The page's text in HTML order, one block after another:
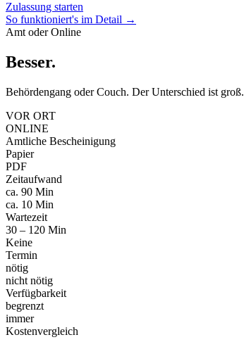
Zulassung starten
So funktioniert's im Detail →
Amt oder Online
Besser.
Behördengang oder Couch. Der Unterschied ist groß.
VOR ORT
ONLINE
Amtliche Bescheinigung
Papier
PDF
Zeitaufwand
ca. 90 Min
ca. 10 Min
Wartezeit
30 – 120 Min
Keine
Termin
nötig
nicht nötig
Verfügbarkeit
begrenzt
immer
Kostenvergleich